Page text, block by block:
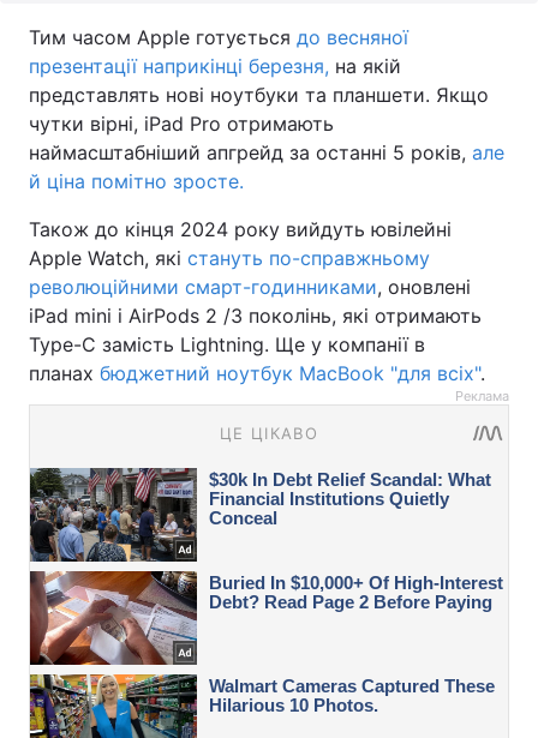
Тим часом Apple готується до весняної
презентації наприкінці березня, на якій
представлять нові ноутбуки та планшети. Якщо
чутки вірні, iPad Pro отримають
наймасштабніший апгрейд за останні 5 років, але
й ціна помітно зросте.
Також до кінця 2024 року вийдуть ювілейні
Apple Watch, які стануть по-справжньому
революційними смарт-годинниками, оновлені
iPad mini і AirPods 2 /3 поколінь, які отримають
Type-C замість Lightning. Ще у компанії в
планах бюджетний ноутбук MacBook "для всіх".
Реклама